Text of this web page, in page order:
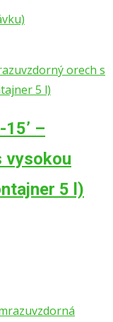
15’ –
vysokou
5 l)